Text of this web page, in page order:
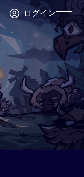
ログインSkip